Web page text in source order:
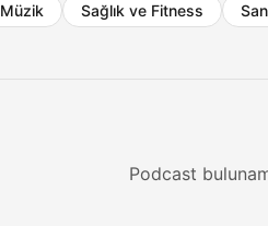
Müzik Sağlık ve Fitness
Podcast